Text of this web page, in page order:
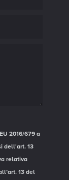
2016/679 a
dell'art. 13
relativa
13 del